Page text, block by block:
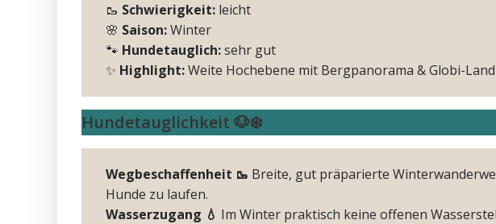
🥾 Schwierigkeit: leicht
🌸 Saison:Winter
🐾 Hundetauglich:sehr gut
✨ Highlight:Weite Hochebene mit Bergpanorama & Globi-
Hundetauglichkeit 🐶❄️
Wegbeschaffenheit 🥾 Breite, gut präparierte
Hunde zu laufen.
Wasserzugang 💧 Im Winter praktisch keine offenen